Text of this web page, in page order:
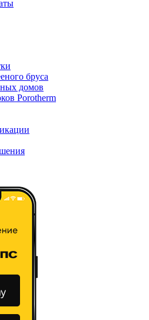
бруса
домов
Porotherm